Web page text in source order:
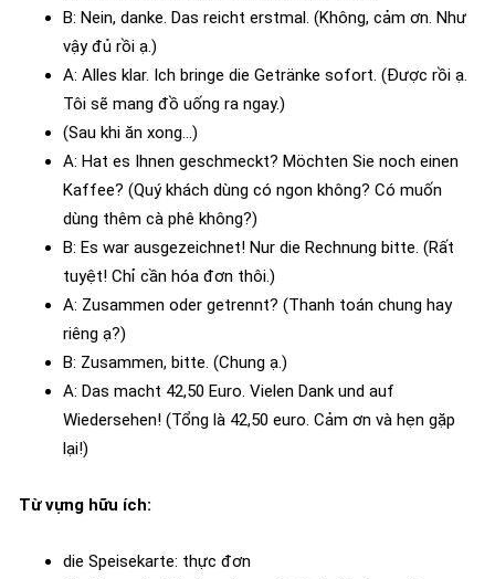
B: Nein, danke. Das reicht erstmal. (Không, cảm ơn. Như
vậy đủ rồi ạ.)
A: Alles klar. Ich bringe die Getränke sofort. (Được rồi ạ.
Tôi sẽ mang đồ uống ra ngay.)
(Sau khi ăn xong…)
A: Hat es Ihnen geschmeckt? Möchten Sie noch einen
Kaffee? (Quý khách dùng có ngon không? Có muốn
dùng thêm cà phê không?)
B: Es war ausgezeichnet! Nur die Rechnung bitte. (Rất
tuyệt! Chỉ cần hóa đơn thôi.)
A: Zusammen oder getrennt? (Thanh toán chung hay
riêng ạ?)
B: Zusammen, bitte. (Chung ạ.)
A: Das macht 42,50 Euro. Vielen Dank und auf
Wiedersehen! (Tổng là 42,50 euro. Cảm ơn và hẹn gặp
lại!)
Từ vựng hữu ích:
die Speisekarte: thực đơn